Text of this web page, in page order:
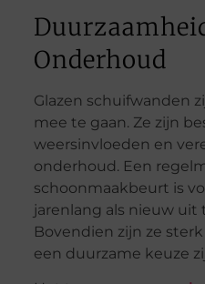
Onderhoud
Glazen schuifwanden
mee te gaan. Ze zijn
weersinvloeden en
onderhoud. Een
schoonmaakbeurt is
jarenlang als nieuw uit
Bovendien zijn ze
een duurzame keuze